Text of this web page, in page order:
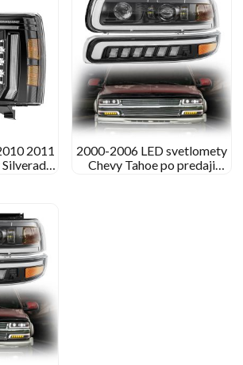
2011
2000-2006 LED svetlomety
Chevy Tahoe po predaji